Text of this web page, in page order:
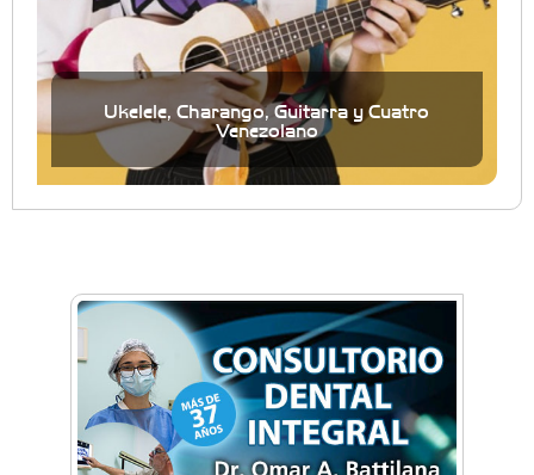
Ukelele, Charango, Guitarra y Cuatro
Venezolano